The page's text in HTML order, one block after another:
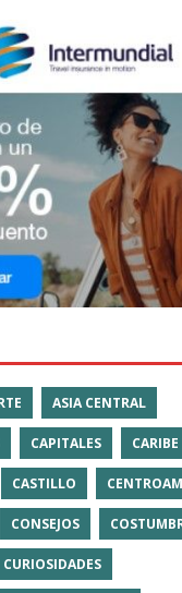
ASIA CENTRAL
CAPITALES CARIBE
CASTILLO
CONSEJOS
CURIOSIDADES